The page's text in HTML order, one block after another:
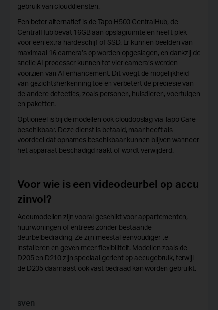
gebruik van clouddiensten.
Een beter alternatief is de Tapo H500 CentralHub, de
CentralHub bevat 16GB aan opslagruimte en heeft plek
voor een extra hardeschijf of SSD. Er kunnen beelden van
maximaal 16 camera’s op worden opgeslagen, en dankzij de
snelle AI processor kunnen tot vier camera’s worden
voorzien van AI enhancement. Dit voegt de mogelijkheid
van gezichtsherkenning toe en verbetert de preciesie van
de andere detecties, zoals personen, huisdieren, voertuigen
en paketten.
Optioneel is bij de modellen ook cloudopslag via Tapo Care
beschikbaar. Deze dienst is betaald, maar heeft als
voordeel dat opnames beschikbaar kunnen blijven wanneer
het apparaat beschadigd raakt of wordt verwijderd.
Voor wie is een videodeurbel op accu
zinvol?
Accumodellen zijn vooral geschikt voor appartementen,
huurwoningen of entrees zonder bestaande
deurbelbedrading. Ze zijn meestal eenvoudiger te
installeren en geven meer flexibiliteit. Modellen zoals de
D205 en D210 zijn speciaal gericht op accugebruik, terwijl
de D235 daarnaast ook vast bedraad kan worden gebruikt.
sven